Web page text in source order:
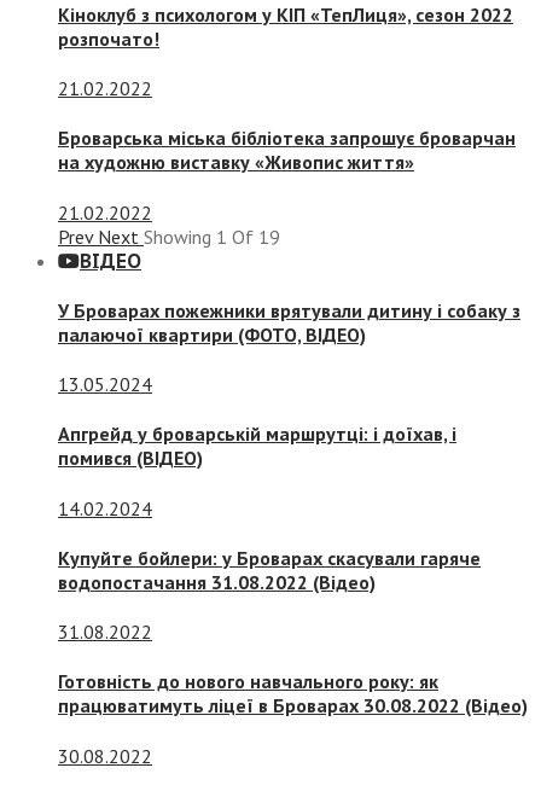
Кіноклуб з психологом у КІП «ТепЛиця», сезон 2022
розпочато!
21.02.2022
Броварська міська бібліотека запрошує броварчан
на художню виставку «Живопис життя»
21.02.2022
Prev Next Showing 1 Of 19
ВІДЕО
У Броварах пожежники врятували дитину і собаку з
палаючої квартири (ФОТО, ВІДЕО)
13.05.2024
Апгрейд у броварській маршрутці: і доїхав, і
помився (ВІДЕО)
14.02.2024
Купуйте бойлери: у Броварах скасували гаряче
водопостачання 31.08.2022 (Відео)
31.08.2022
Готовність до нового навчального року: як
працюватимуть ліцеї в Броварах 30.08.2022 (Відео)
30.08.2022